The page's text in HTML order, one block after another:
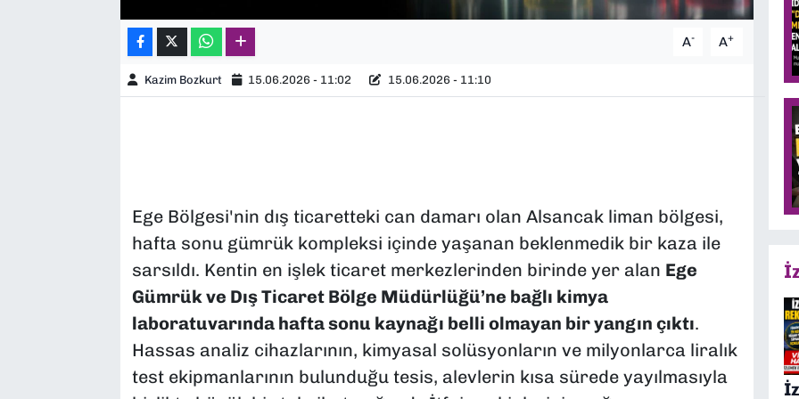
A- A+
Kazim Bozkurt 15.06.2026 - 11:02 15.06.2026 - 11:10
Ege Bölgesi'nin dış ticaretteki can damarı olan Alsancak liman bölgesi,
hafta sonu gümrük kompleksi içinde yaşanan beklenmedik bir kaza ile
sarsıldı. Kentin en işlek ticaret merkezlerinden birinde yer alan Ege
Gümrük ve Dış Ticaret Bölge Müdürlüğü’ne bağlı kimya
laboratuvarında hafta sonu kaynağı belli olmayan bir yangın çıktı.
Hassas analiz cihazlarının, kimyasal solüsyonların ve milyonlarca liralık
test ekipmanlarının bulunduğu tesis, alevlerin kısa sürede yayılmasıyla